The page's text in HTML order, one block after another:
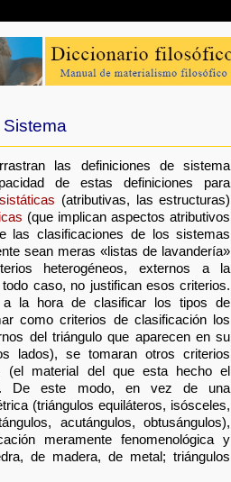
las definiciones de sistema
de estas definiciones para
(atributivas, las estructuras)
(que implican aspectos atributivos
las clasificaciones de los sistemas
sean meras «listas de lavandería»
heterogéneos, externos a la
caso, no justifican esos criterios.
la hora de clasificar los tipos de
como criterios de clasificación los
del triángulo que aparecen en su
lados), se tomaran otros criterios
(el material del que esta hecho el
De este modo, en vez de una
(triángulos equiláteros, isósceles,
acutángulos, obtusángulos),
meramente fenomenológica y
de madera, de metal; triángulos